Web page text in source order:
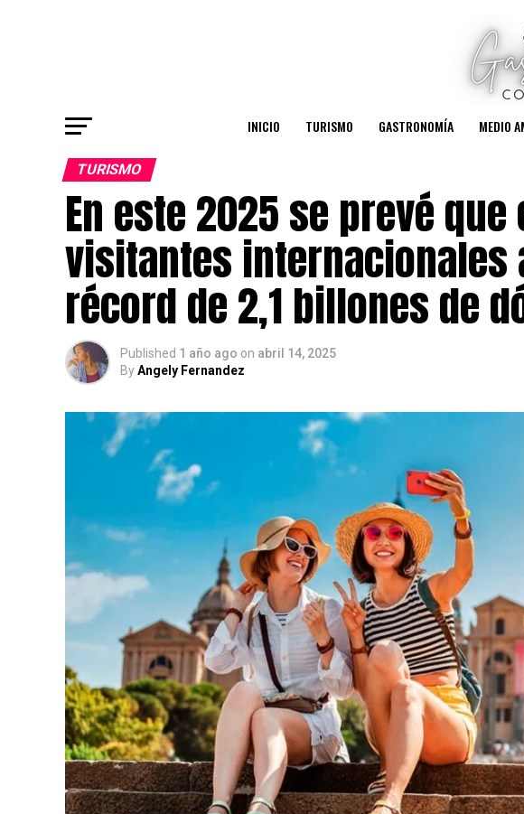
INICIO TURISMO GASTRONOMÍA MEDIO
TURISMO
En este 2025 se prevé
visitantes internacionales
récord de 2,1 billones de
Published 1 año ago on abril 14, 2025
ByAngely Fernandez